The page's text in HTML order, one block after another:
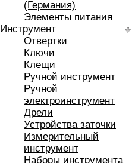
(Германия)
Элементы питания
Инструмент
Отвертки
Ключи
Клещи
Ручной инструмент
Ручной
электроинструмент
Дрели
Устройства заточки
Измерительный
инструмент
Наборы инструмента